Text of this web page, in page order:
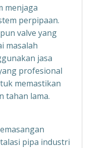
menjaga
perpipaan.
valve yang
masalah
jasa
profesional
memastikan
tahan lama.
pipa industri